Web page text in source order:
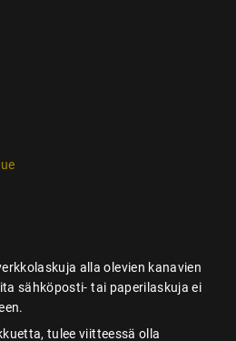
alla olevien kanavien
sähköposti- tai paperilaskuja ei
tulee viitteessä olla